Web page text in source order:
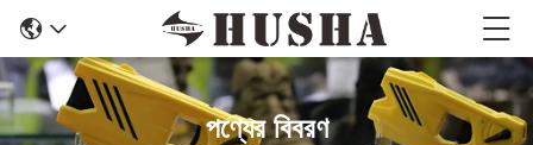
পণ্যের বিবরণ